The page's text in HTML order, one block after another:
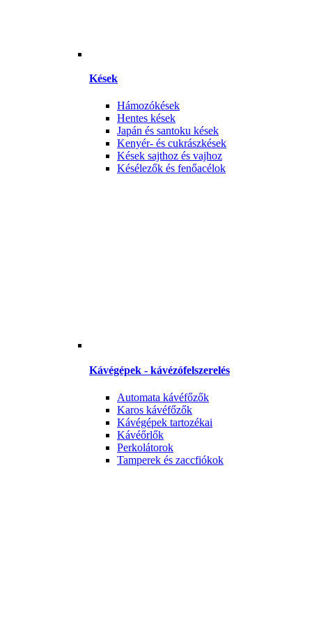
Kések
Hámozókések
Hentes kések
Japán és santoku kések
Kenyér- és cukrászkések
Kések sajthoz és vajhoz
Késélezők és fenőacélok
Kávégépek - kávézófelszerelés
Automata kávéfőzők
Karos kávéfőzők
Kávégépek tartozékai
Kávéőrlők
Perkolátorok
Tamperek és zaccfiókok